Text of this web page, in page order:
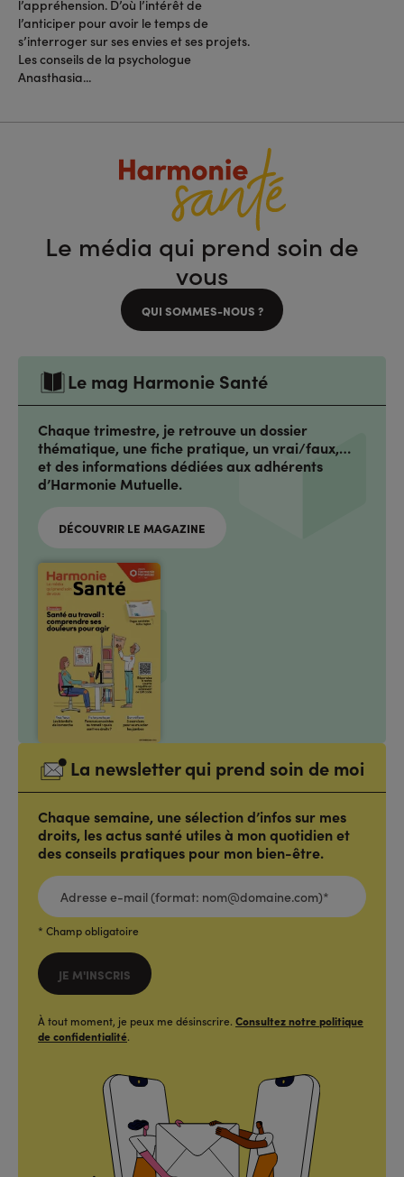
l’appréhension. D’où l’intérêt de
l’anticiper pour avoir le temps de
s’interroger sur ses envies et ses projets.
Les conseils de la psychologue
Anasthasia...
Le média qui prend soin de
vous
QUI SOMMES-NOUS ?
Le mag Harmonie Santé
Chaque trimestre, je retrouve un dossier
thématique, une fiche pratique, un vrai/faux,…
et des informations dédiées aux adhérents
d’Harmonie Mutuelle.
DÉCOUVRIR LE MAGAZINE
La newsletter qui prend soin de moi
Chaque semaine, une sélection d’infos sur mes
droits, les actus santé utiles à mon quotidien et
des conseils pratiques pour mon bien-être.
ADRESSE
E-
MAIL
(FORMAT:
NOM@DOMAINE.COM)*
* Champ obligatoire
JE M'INSCRIS
À tout moment, je peux me désinscrire. Consultez notre politique
de confidentialité.